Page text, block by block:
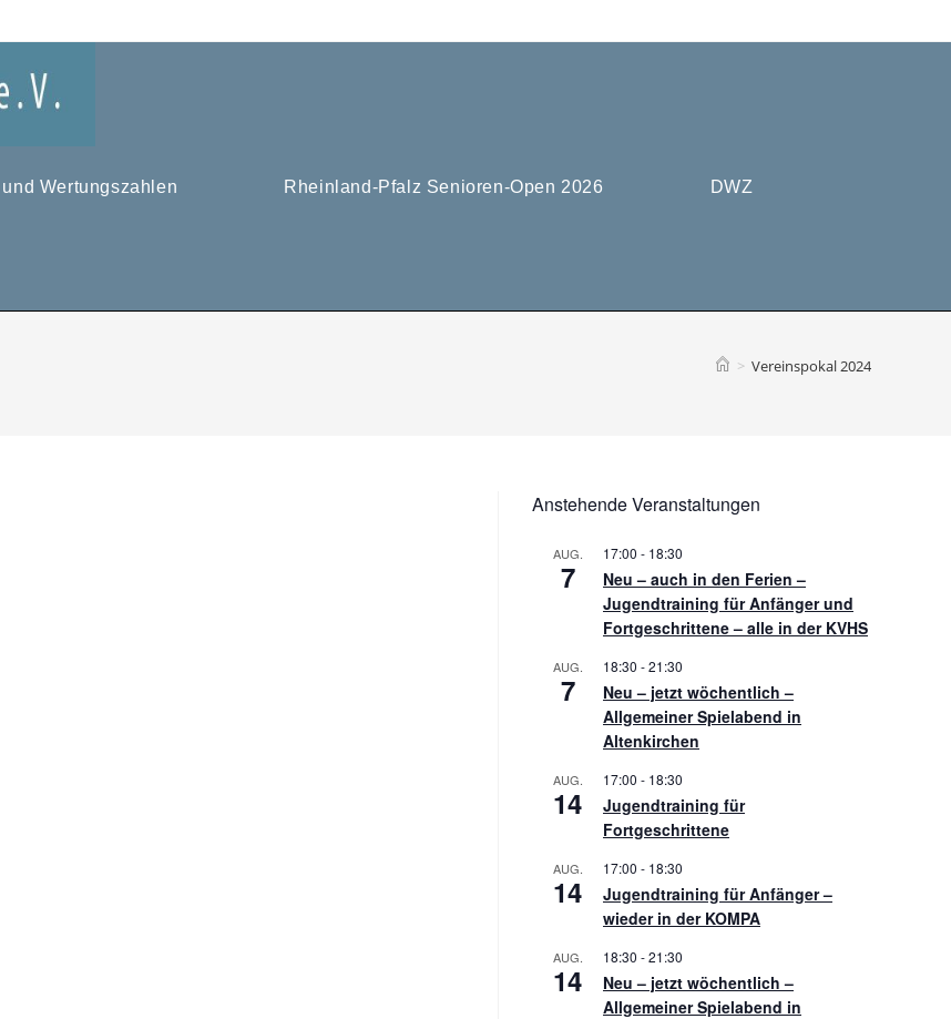
Wertungszahlen Rheinland-Pfalz Senioren-Open 2026 DWZ
> Vereinspokal 2024
Anstehende Veranstaltungen
AUG.
7
17:00 - 18:30
Neu – auch in den Ferien –
Jugendtraining für Anfänger und
Fortgeschrittene – alle in der KVHS
AUG.
7
18:30 -21:30
Neu – jetzt wöchentlich –
Allgemeiner Spielabend in
Altenkirchen
AUG.
14
17:00 - 18:30
Jugendtraining für
Fortgeschrittene
AUG.
14
17:00 - 18:30
Jugendtraining für Anfänger –
wieder in der KOMPA
AUG.
14
18:30 -21:30
Neu – jetzt wöchentlich –
Allgemeiner Spielabend in